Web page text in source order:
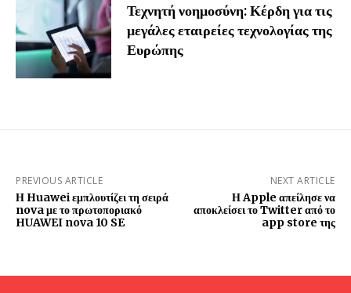
Τεχνητή νοημοσύνη: Κέρδη για τις
μεγάλες εταιρείες τεχνολογίας της
Ευρώπης
PREVIOUS ARTICLE
Η Huawei εμπλουτίζει τη σειρά
nova με το πρωτοποριακό
HUAWEI nova 10 SE
NEXT ARTICLE
Η Apple απείλησε να
αποκλείσει το Twitter από το
app store της